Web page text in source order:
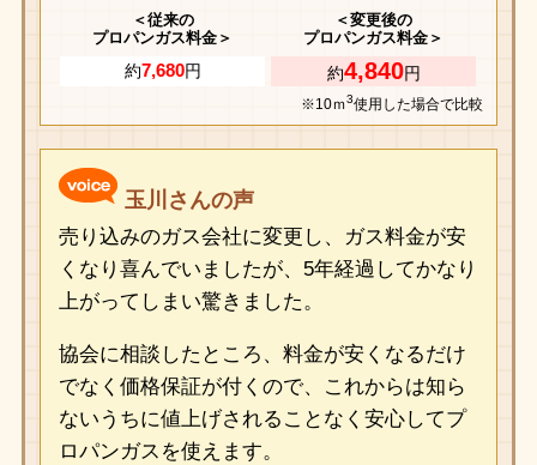
＜従来の
プロパンガス料金＞
＜変更後の
プロパンガス料金＞
約7,680円 約4,840円
※10ｍ3使用した場合で比較
玉川さんの声
売り込みのガス会社に変更し、ガス料金が安
くなり喜んでいましたが、5年経過してかなり
上がってしまい驚きました。
協会に相談したところ、料金が安くなるだけ
でなく価格保証が付くので、これからは知ら
ないうちに値上げされることなく安心してプ
ロパンガスを使えます。